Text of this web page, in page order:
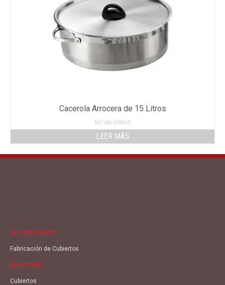
Cacerola Arrocera de 15 Litros
NO VALORADO
LEER MÁS
TE OFRECEMOS
Fabricación de Cubiertos
SECCIONES
Cubiertos